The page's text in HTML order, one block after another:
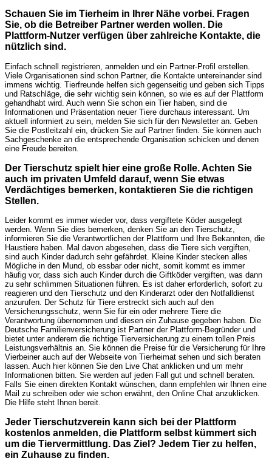
Schauen Sie im Tierheim in Ihrer Nähe vorbei. Fragen
Sie, ob die Betreiber Partner werden wollen. Die
Plattform-Nutzer verfügen über zahlreiche Kontakte, die
nützlich sind.
Einfach schnell registrieren, anmelden und ein Partner-Profil erstellen.
Viele Organisationen sind schon Partner, die Kontakte untereinander sind
immens wichtig. Tierfreunde helfen sich gegenseitig und geben sich Tipps
und Ratschläge, die sehr wichtig sein können, so wie es auf der Plattform
gehandhabt wird. Auch wenn Sie schon ein Tier haben, sind die
Informationen und Präsentation neuer Tiere durchaus interessant. Um
aktuell informiert zu sein, melden Sie sich für den Newsletter an. Geben
Sie die Postleitzahl ein, drücken Sie auf Partner finden. Sie können auch
Sachgeschenke an die entsprechende Organisation schicken und denen
eine Freude bereiten.
Der Tierschutz spielt hier eine große Rolle. Achten Sie
auch im privaten Umfeld darauf, wenn Sie etwas
Verdächtiges bemerken, kontaktieren Sie die richtigen
Stellen.
Leider kommt es immer wieder vor, dass vergiftete Köder ausgelegt
werden. Wenn Sie dies bemerken, denken Sie an den Tierschutz,
informieren Sie die Verantwortlichen der Plattform und Ihre Bekannten, die
Haustiere haben. Mal davon abgesehen, dass die Tiere sich vergiften,
sind auch Kinder dadurch sehr gefährdet. Kleine Kinder stecken alles
Mögliche in den Mund, ob essbar oder nicht, somit kommt es immer
häufig vor, dass sich auch Kinder durch die Giftköder vergiften, was dann
zu sehr schlimmen Situationen führen. Es ist daher erforderlich, sofort zu
reagieren und den Tierschutz und den Kinderarzt oder den Notfalldienst
anzurufen. Der Schutz für Tiere erstreckt sich auch auf den
Versicherungsschutz, wenn Sie für ein oder mehrere Tiere die
Verantwortung übernommen und diesen ein Zuhause gegeben haben. Die
Deutsche Familienversicherung ist Partner der Plattform-Begründer und
bietet unter anderem die richtige Tierversicherung zu einem tollen Preis
Leistungsverhältnis an. Sie können die Preise für die Versicherung für Ihre
Vierbeiner auch auf der Webseite von Tierheimat sehen und sich beraten
lassen. Auch hier können Sie den Live Chat anklicken und um mehr
Informationen bitten. Sie werden auf jeden Fall gut und schnell beraten.
Falls Sie einen direkten Kontakt wünschen, dann empfehlen wir Ihnen eine
Mail zu schreiben oder wie schon erwähnt, den Online Chat anzuklicken.
Die Hilfe steht Ihnen bereit.
Jeder Tierschutzverein kann sich bei der Plattform
kostenlos anmelden, die Plattform selbst kümmert sich
um die Tiervermittlung. Das Ziel? Jedem Tier zu helfen,
ein Zuhause zu finden.